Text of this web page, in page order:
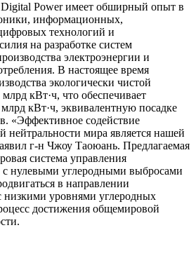
Power имеет обширный опыт в
информационных,
технологий и
на разработке систем
электроэнергии и
В настоящее время
экологически чистой
кВт·ч, что обеспечивает
кВт·ч, эквивалентную посадке
«Эффективное содействие
нейтральности мира является нашей
г-н Чжоу Таоюань. Предлагаемая
система управления
с нулевыми углеродными выбросами
в направлении
низкими уровнями углеродных
достижения общемировой